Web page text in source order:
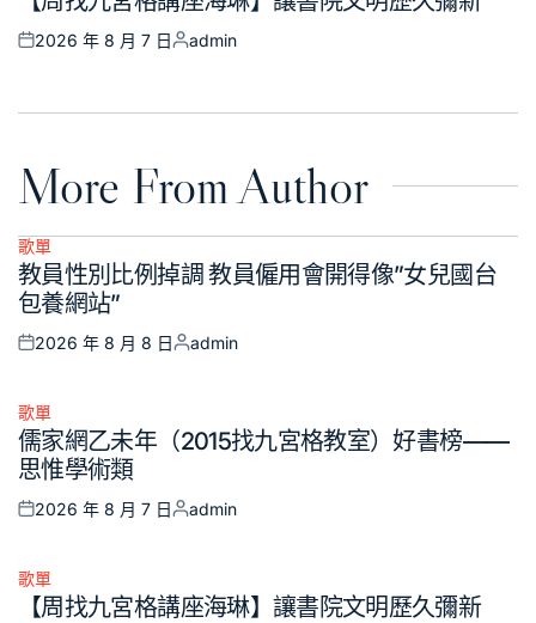
Posted
2026 年 8 月 7 日
Posted
admin
More From Author
Posted
in
歌單
教員性別比例掉調 教員僱用會開得像”女兒國台
包養網站”
Posted
2026 年 8 月 8 日
Posted
admin
Posted
in
歌單
儒家網乙未年（2015找九宮格教室）好書榜——
思惟學術類
Posted
2026 年 8 月 7 日
Posted
admin
Posted
歌單
【周找九宮格講座海琳】讓書院文明歷久彌新